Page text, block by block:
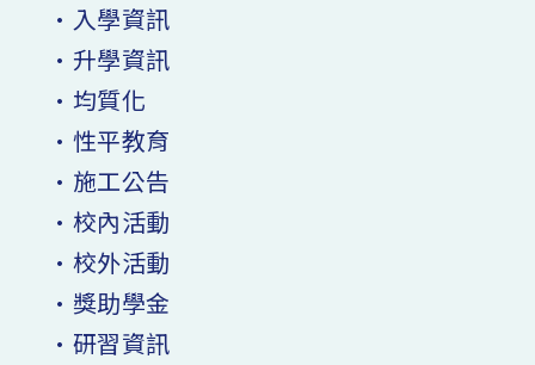
•入學資訊
•升學資訊
•均質化
•性平教育
•施工公告
•校內活動
•校外活動
•獎助學金
•研習資訊